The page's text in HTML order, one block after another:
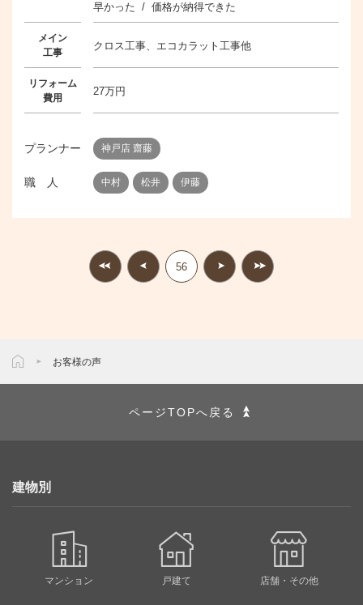
早かった / 価格が納得できた
メイン
工事
クロス工事、エコカラット工事他
リフォーム
費用
27万円
プランナー 神戸店 齋藤
職 人 中村 松井 伊藤
56
お客様の声
ページTOPへ戻る
建物別
マンション 戸建て 店舗・その他